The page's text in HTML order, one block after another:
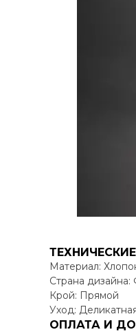
Материал:
Страна дизайна:
Крой: Прямой
Уход:
ОПЛАТА И